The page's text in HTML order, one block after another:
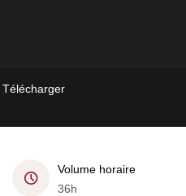
Télécharger
Volume horaire
36h